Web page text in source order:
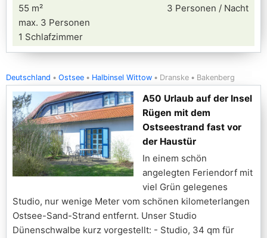
55 m²
max. 3 Personen
1 Schlafzimmer
3 Personen / Nacht
Deutschland Ostsee Halbinsel Wittow Dranske Bakenberg
A50 Urlaub auf der Insel
Rügen mit dem
Ostseestrand fast vor
der Haustür
In einem schön
angelegten Feriendorf mit
viel Grün gelegenes
Studio, nur wenige Meter vom schönen kilometerlangen
Ostsee-Sand-Strand entfernt. Unser Studio
Dünenschwalbe kurz vorgestellt: - Studio, 34 qm für